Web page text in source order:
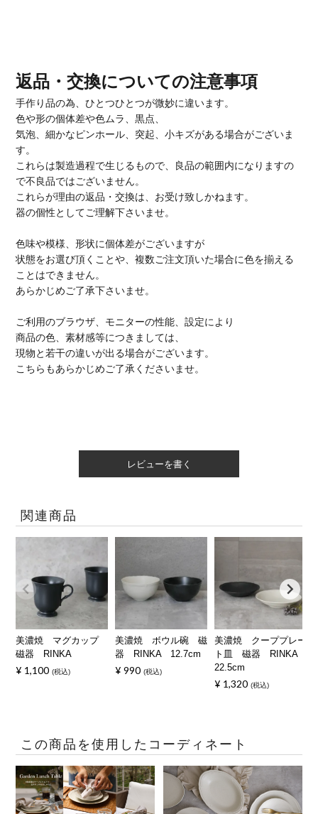
返品・交換についての注意事項
手作り品の為、ひとつひとつが微妙に違います。
色や形の個体差や色ムラ、黒点、
気泡、細かなピンホール、突起、小キズがある場合がございま
す。
これらは製造過程で生じるもので、良品の範囲内になりますの
で不良品ではございません。
これらが理由の返品・交換は、お受け致しかねます。
器の個性としてご理解下さいませ。
色味や模様、形状に個体差がございますが
状態をお選び頂くことや、複数ご注文頂いた場合に色を揃える
ことはできません。
あらかじめご了承下さいませ。
ご利用のブラウザ、モニターの性能、設定により
商品の色、素材感等につきましては、
現物と若干の違いが出る場合がございます。
こちらもあらかじめご了承くださいませ。
レビューを書く
関連商品
美濃焼 マグカップ
磁器 RINKA
¥ 1,100 税込
美濃焼 ボウル碗 磁
器 RINKA 12.7cm
¥ 990 税込
美濃焼 クーププレー
ト皿 磁器 RINKA
22.5cm
¥ 1,320 税込
この商品を使用したコーディネート